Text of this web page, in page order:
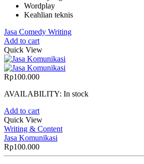
Wordplay
Keahlian teknis
Jasa Comedy Writing
Add to cart
Quick View
Rp100.000
AVAILABILITY: In stock
Add to cart
Quick View
Writing & Content
Jasa Komunikasi
Rp100.000